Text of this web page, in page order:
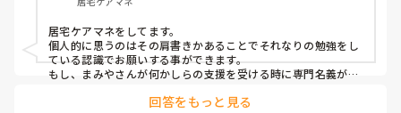
今は役立ってないなどありましたら
返信お願いします🙏
居宅ケアマネをしてます。
個人的に思うのはその肩書きかあることでそれなりの勉強をし
ている認識でお願いする事ができます。
もし、まみやさんが何かしらの支援を受ける時に専門名義があ
回答をもっと見る